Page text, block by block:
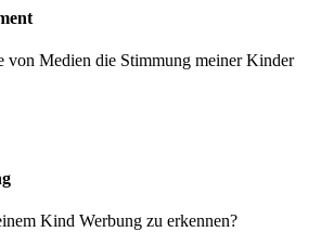
von Medien die Stimmung meiner Kinder
Kind Werbung zu erkennen?